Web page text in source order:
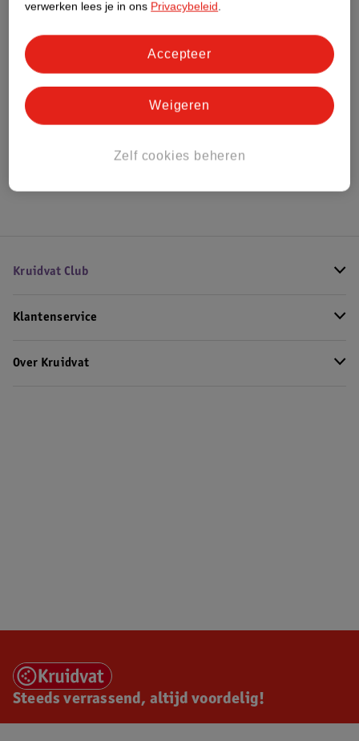
Bestel & Bezorginformatie
Bekijk ook
Kruidvat Club
Klantenservice
Over Kruidvat
Steeds verrassend, altijd voordelig!
verwerken lees je in ons Privacybeleid.
Zelf cookies beheren
Weigeren
Accepteer